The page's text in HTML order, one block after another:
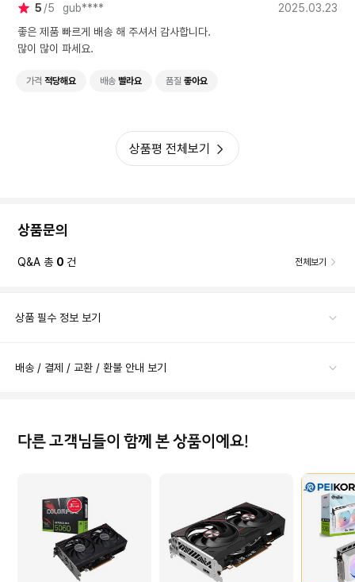
5 5 gub****
2025.03.23
좋은 제품 빠르게 배송 해 주셔서 감사합니다.
많이 많이 파세요.
가격 적당해요 배송 빨라요 품질 좋아요
상품평 전체보기
상품문의
Q&A 총 0 건 전체보기
상품 필수 정보 보기
배송 / 결제 / 교환 / 환불 안내 보기
다른 고객님들이 함께 본 상품이에요!